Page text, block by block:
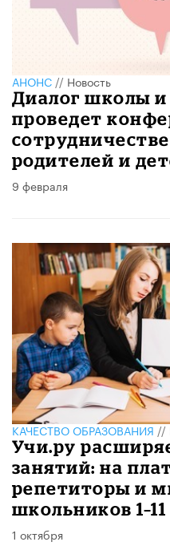
АНОНС // Новость
Диалог школы
проведет
родителей и
9 февраля
КАЧЕСТВО ОБРАЗОВАНИЯ//
Учи.ру
занятий: на
репетиторы и
школьников
1 октября